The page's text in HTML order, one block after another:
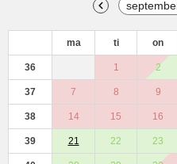
ma ti on
36 1 2
37 7 8 9
38 14 15 16
39 21 22 23